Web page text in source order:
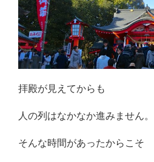
拝殿が見えてからも
人の列はなかなか進みません。
そんな時間があったからこそ